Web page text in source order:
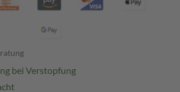
bei Verstopfung